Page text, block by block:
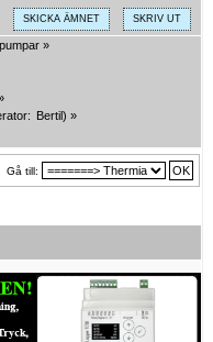
SKICKA ÄMNET SKRIV UT
»
Bertil) »
Gå till: